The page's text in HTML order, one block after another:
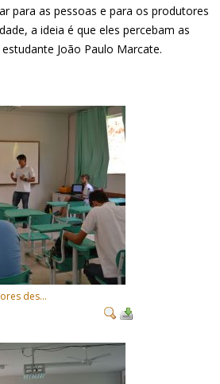
para as pessoas e para os produtores
a ideia é que eles percebam as
João Paulo Marcate.
des...